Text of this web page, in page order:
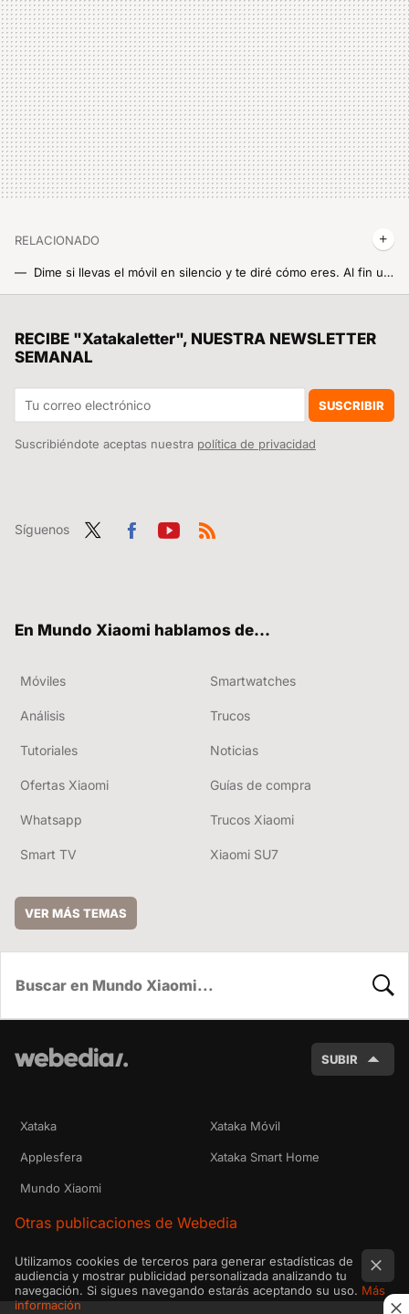
RELACIONADO
Dime si llevas el móvil en silencio y te diré cómo eres. Al fin un estudio explica por qué hace años que no oigo mi Xiaomi
Google Maps te da más que direcciones. Así se mira el tiempo y temperatura que hace exactamente en el sitio al que vas
RECIBE "Xatakaletter", NUESTRA NEWSLETTER
SEMANAL
SUSCRIBIR
Suscribiéndote aceptas nuestra política de privacidad
Síguenos
En Mundo Xiaomi hablamos de...
Móviles Smartwatches
Análisis Trucos
Tutoriales Noticias
Ofertas Xiaomi Guías de compra
Whatsapp Trucos Xiaomi
Smart TV Xiaomi SU7
VER MÁS TEMAS
SUBIR
Xataka Xataka Móvil
Applesfera Xataka Smart Home
Mundo Xiaomi
Otras publicaciones de Webedia
Utilizamos cookies de terceros para generar estadísticas de
audiencia y mostrar publicidad personalizada analizando tu
navegación. Si sigues navegando estarás aceptando su uso. Más
información